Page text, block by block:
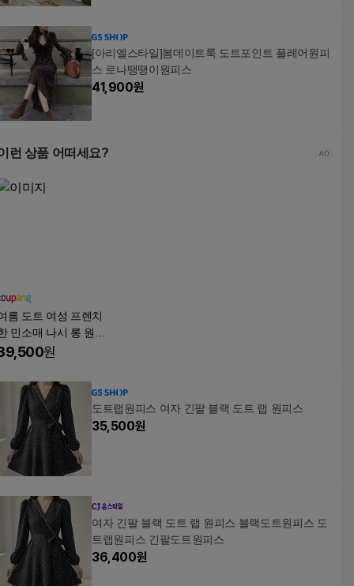
[아리엘스타일]봄데이트룩 도트포인트 플레어원피
스 로나땡땡이원피스
41,900원
런 상품 어떠세요?
름 도트 여성 프렌치
민소매 나시 롱 원피
패션 하객룩 루즈핏
원
도트랩원피스 여자 긴팔 블랙 도트 랩 원피스
35,500원
여자 긴팔 블랙 도트 랩 원피스 블랙도트원피스 도
트랩원피스 긴팔도트원피스
36,400원